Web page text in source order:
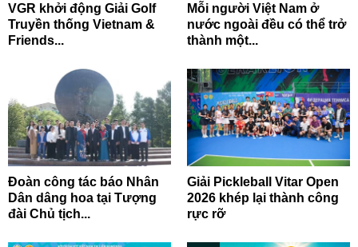
VGR khởi động Giải Golf
Truyền thống Vietnam &
Friends...
Mỗi người Việt Nam ở
nước ngoài đều có thể trở
thành một...
Đoàn công tác báo Nhân
Dân dâng hoa tại Tượng
đài Chủ tịch...
Giải Pickleball Vitar Open
2026 khép lại thành công
rực rỡ